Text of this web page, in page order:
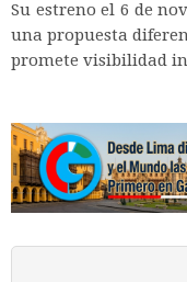
Su estreno el 6 de
una propuesta
promete visibilidad